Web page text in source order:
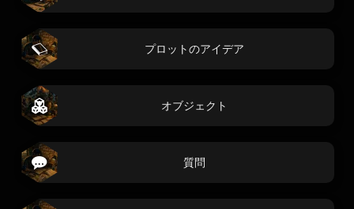
プロットのアイデア
オブジェクト
質問